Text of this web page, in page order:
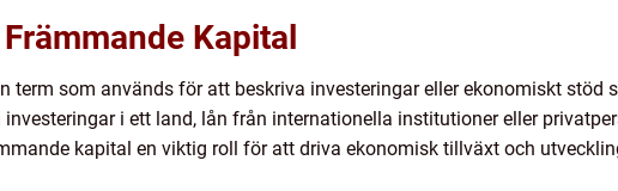
Kapital
term som används för att beskriva investeringar eller ekonomiskt stöd
i ett land, lån från internationella institutioner eller
kapital en viktig roll för att driva ekonomisk tillväxt och